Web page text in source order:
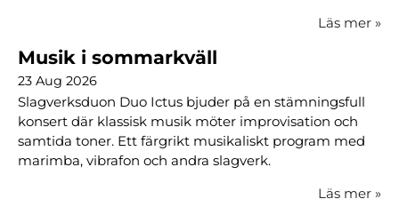
Läs mer »
Musik i sommarkväll
23 Aug 2026
Slagverksduon Duo Ictus bjuder på en stämningsfull
konsert där klassisk musik möter improvisation och
samtida toner. Ett färgrikt musikaliskt program med
marimba, vibrafon och andra slagverk.
Läs mer »